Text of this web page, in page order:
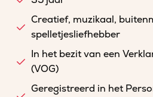
Creatief, muzikaal,
spelletjesliefhebber
In het bezit van een
(VOG)
Geregistreerd in het